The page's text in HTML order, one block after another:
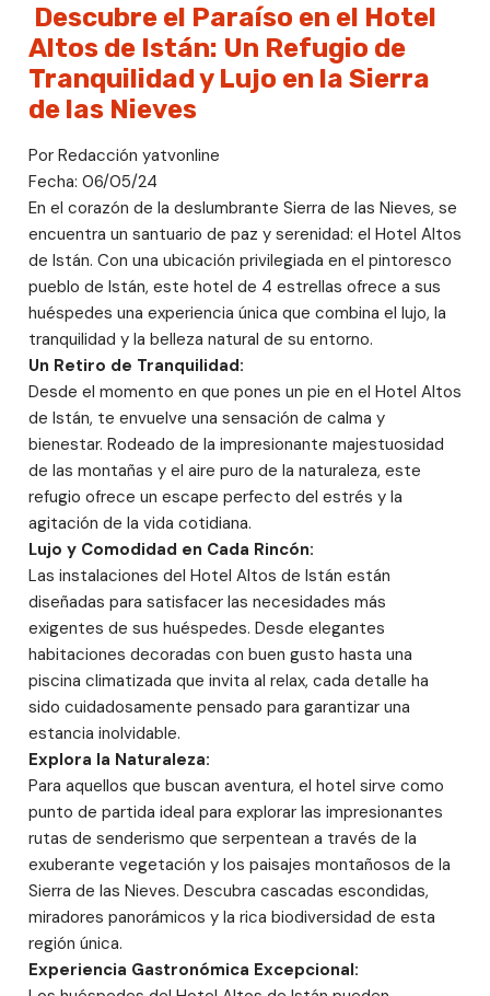
Descubre el Paraíso en el Hotel
Altos de Istán: Un Refugio de
Tranquilidad y Lujo en la Sierra
de las Nieves
Por Redacción yatvonline
Fecha: 06/05/24
En el corazón de la deslumbrante Sierra de las Nieves, se
encuentra un santuario de paz y serenidad: el Hotel Altos
de Istán. Con una ubicación privilegiada en el pintoresco
pueblo de Istán, este hotel de 4 estrellas ofrece a sus
huéspedes una experiencia única que combina el lujo, la
tranquilidad y la belleza natural de su entorno.
Un Retiro de Tranquilidad:
Desde el momento en que pones un pie en el Hotel Altos
de Istán, te envuelve una sensación de calma y
bienestar. Rodeado de la impresionante majestuosidad
de las montañas y el aire puro de la naturaleza, este
refugio ofrece un escape perfecto del estrés y la
agitación de la vida cotidiana.
Lujo y Comodidad en Cada Rincón:
Las instalaciones del Hotel Altos de Istán están
diseñadas para satisfacer las necesidades más
exigentes de sus huéspedes. Desde elegantes
habitaciones decoradas con buen gusto hasta una
piscina climatizada que invita al relax, cada detalle ha
sido cuidadosamente pensado para garantizar una
estancia inolvidable.
Explora la Naturaleza:
Para aquellos que buscan aventura, el hotel sirve como
punto de partida ideal para explorar las impresionantes
rutas de senderismo que serpentean a través de la
exuberante vegetación y los paisajes montañosos de la
Sierra de las Nieves. Descubra cascadas escondidas,
miradores panorámicos y la rica biodiversidad de esta
región única.
Experiencia Gastronómica Excepcional: